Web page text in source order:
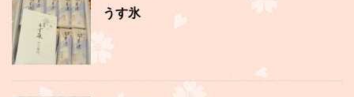
うす氷